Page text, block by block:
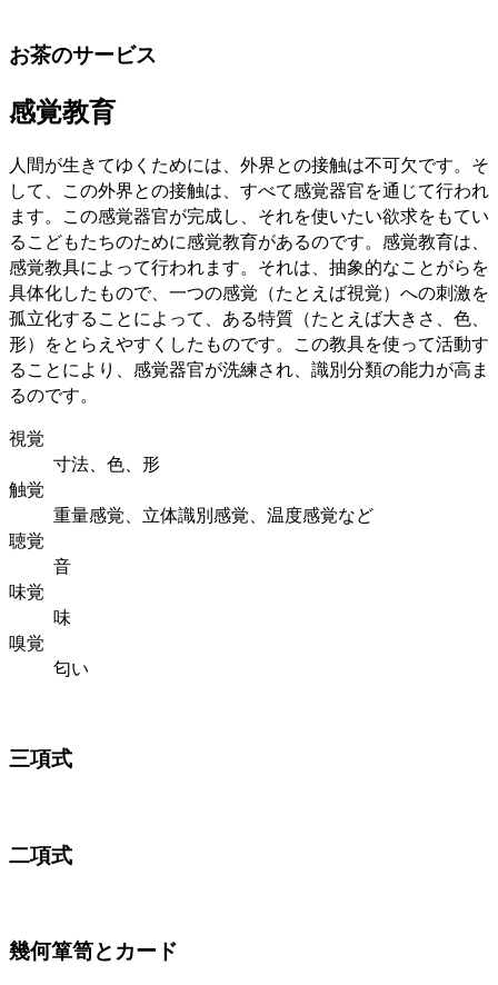
お茶のサービス
感覚教育
人間が生きてゆくためには、外界との接触は不可欠です。そ
して、この外界との接触は、すべて感覚器官を通じて行われ
ます。この感覚器官が完成し、それを使いたい欲求をもてい
るこどもたちのために感覚教育があるのです。感覚教育は、
感覚教具によって行われます。それは、抽象的なことがらを
具体化したもので、一つの感覚（たとえば視覚）への刺激を
孤立化することによって、ある特質（たとえば大きさ、色、
形）をとらえやすくしたものです。この教具を使って活動す
ることにより、感覚器官が洗練され、識別分類の能力が高ま
るのです。
視覚
寸法、色、形
触覚
重量感覚、立体識別感覚、温度感覚など
聴覚
音
味覚
味
嗅覚
匂い
三項式
二項式
幾何箪笥とカード